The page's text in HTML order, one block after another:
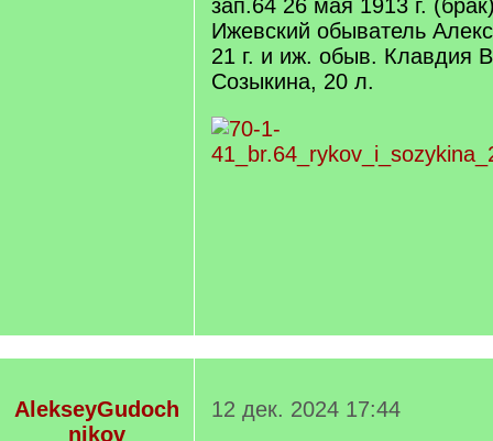
зап.64 26 мая 1913 г.
Ижевский обыватель
21 г. и иж. обыв. Клавдия
Созыкина, 20 л.
AlekseyGudoch
nikov
12 дек. 2024 17:44